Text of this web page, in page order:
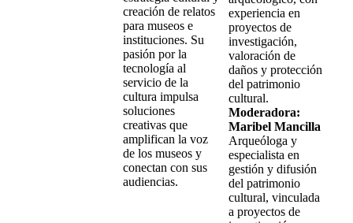
creación de relatos
para museos e
instituciones. Su
pasión por la
tecnología al
servicio de la
cultura impulsa
soluciones
creativas que
amplifican la voz
de los museos y
conectan con sus
audiencias.
experiencia en
proyectos de
investigación,
valoración de
daños y protección
del patrimonio
cultural.
Moderadora:
Maribel Mancilla
Arqueóloga y
especialista en
gestión y difusión
del patrimonio
cultural, vinculada
a proyectos de